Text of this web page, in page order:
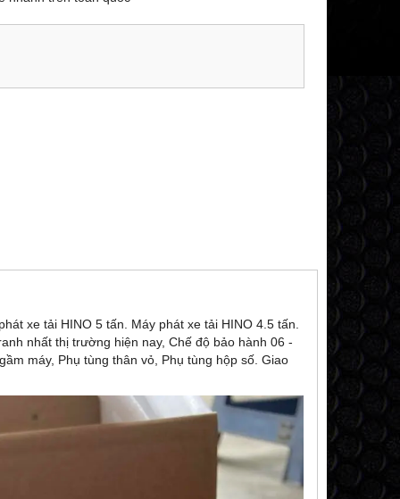
xe tải HINO 5 tấn. Máy phát xe tải HINO 4.5 tấn.
nhất thị trường hiện nay, Chế độ bảo hành 06 -
máy, Phụ tùng thân vỏ, Phụ tùng hộp số. Giao